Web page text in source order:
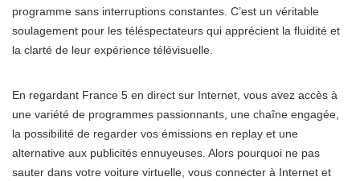
programme sans interruptions constantes. C’est un véritable
soulagement pour les téléspectateurs qui apprécient la fluidité et
la clarté de leur expérience télévisuelle.
En regardant France 5 en direct sur Internet, vous avez accès à
une variété de programmes passionnants, une chaîne engagée,
la possibilité de regarder vos émissions en replay et une
alternative aux publicités ennuyeuses. Alors pourquoi ne pas
sauter dans votre voiture virtuelle, vous connecter à Internet et